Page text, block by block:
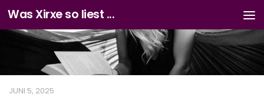
Zum Inhalt springen
Was Xirxe so liest ...
JUNI 5, 2025